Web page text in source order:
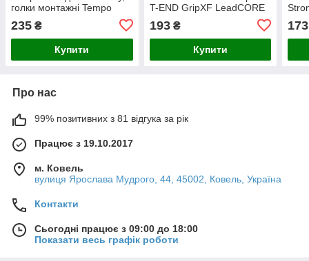
голки монтажні Tempo
235 ₴
Купити
T-END GripXF LeadCORE
193₴
Купити
173
Про нас
99% позитивних з 81 відгука за рік
Працює з 19.10.2017
м. Ковель
вулиця Ярослава Мудрого, 44, 45002, Ковель, Україна
Контакти
Сьогодні працює з 09:00 до 18:00
Показати весь графік роботи